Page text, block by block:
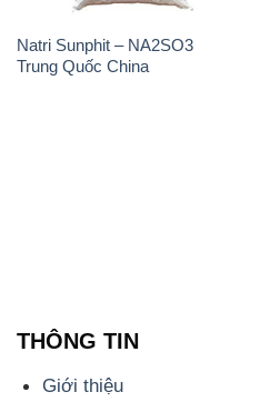
Natri Sunphit – NA2SO3
Trung Quốc China
THÔNG TIN
Giới thiệu